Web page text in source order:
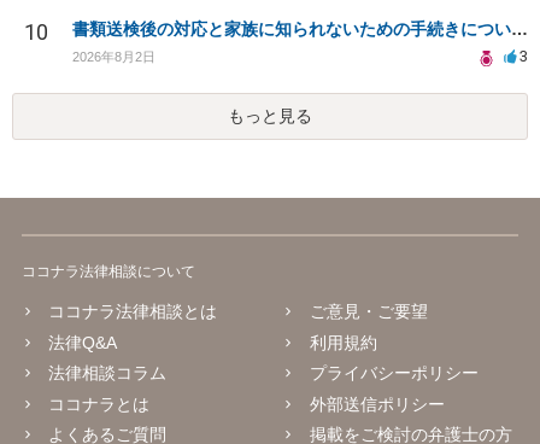
10 書類送検後の対応と家族に知られないための手続きについて相談
2026年8月2日 3
もっと見る
ココナラ法律相談について
ココナラ法律相談とは
法律Q&A
法律相談コラム
ココナラとは
よくあるご質問
ご意見・ご要望
利用規約
プライバシーポリシー
外部送信ポリシー
掲載をご検討の弁護士の方